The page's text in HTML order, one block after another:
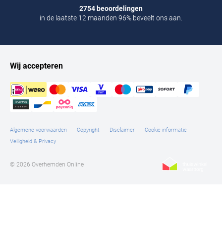
Alle Merken
2754 beoordelingen
in de laatste 12 maanden 96% beveelt ons aan.
Wij accepteren
Algemene voorwaarden Copyright Disclaimer
Cookie informatie
Veiligheid & Privacy
© 2026 Overhemden Online